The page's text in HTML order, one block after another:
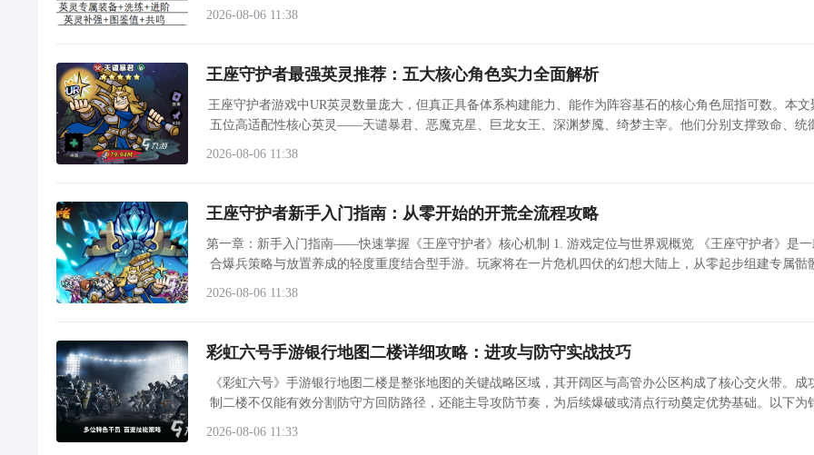
2026-08-06 11:38
王座守护者最强英灵推荐：五大核心角色实力全面解析
王座守护者游戏中UR英灵数量庞大，但真正具备体系构建能力、能作为阵容基石的核心角色屈指可数。本文
五位高适配性核心英灵——天谴暴君、恶魔克星、巨龙女王、深渊梦魇、绮梦主宰。他们分别支撑致命、统
2026-08-06 11:38
王座守护者新手入门指南：从零开始的开荒全流程攻略
第一章：新手入门指南——快速掌握《王座守护者》核心机制 1. 游戏定位与世界观概览 《王座守护者》是一款融
合爆兵策略与放置养成的轻度重度结合型手游。玩家将在一片危机四伏的幻想大陆上，从零起步组建专属骷
2026-08-06 11:38
彩虹六号手游银行地图二楼详细攻略：进攻与防守实战技巧
《彩虹六号》手游银行地图二楼是整张地图的关键战略区域，其开阔区与高管办公区构成了核心交火带。成
制二楼不仅能有效分割防守方回防路径，还能主导攻防节奏，为后续爆破或清点行动奠定优势基础。以下为
2026-08-06 11:33